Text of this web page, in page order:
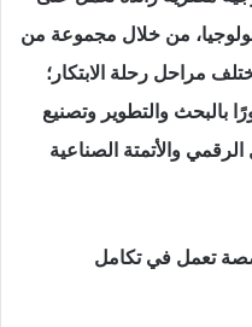
من خلال مجموعة من
مراحل رحلة الابتكار؛
بالبحث والتطوير وتصنيع
والأتمتة الصناعية
تعمل في تكامل